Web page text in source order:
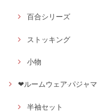
百合シリーズ
ストッキング
小物
❤ルームウェア·パジャマ
半袖セット